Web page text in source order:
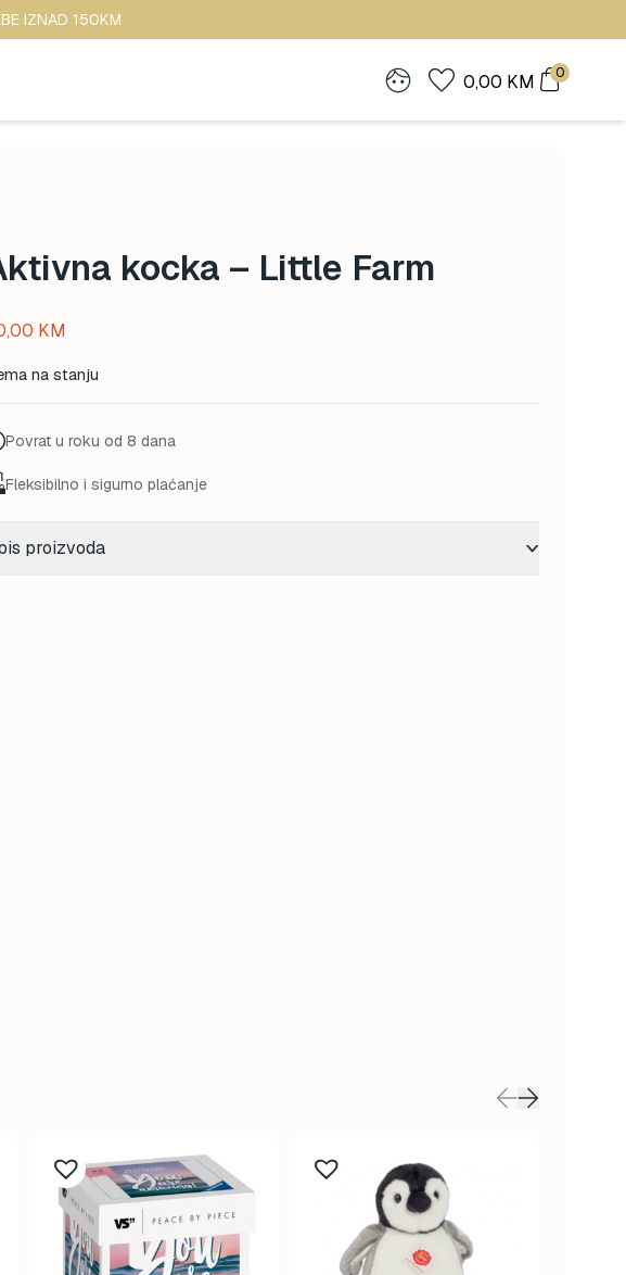
IZNAD 150KM
0,00 KM 0
kocka – Little Farm
KM
na stanju
Povrat u roku od 8 dana
Fleksibilno i sigurno plaćanje
proizvoda